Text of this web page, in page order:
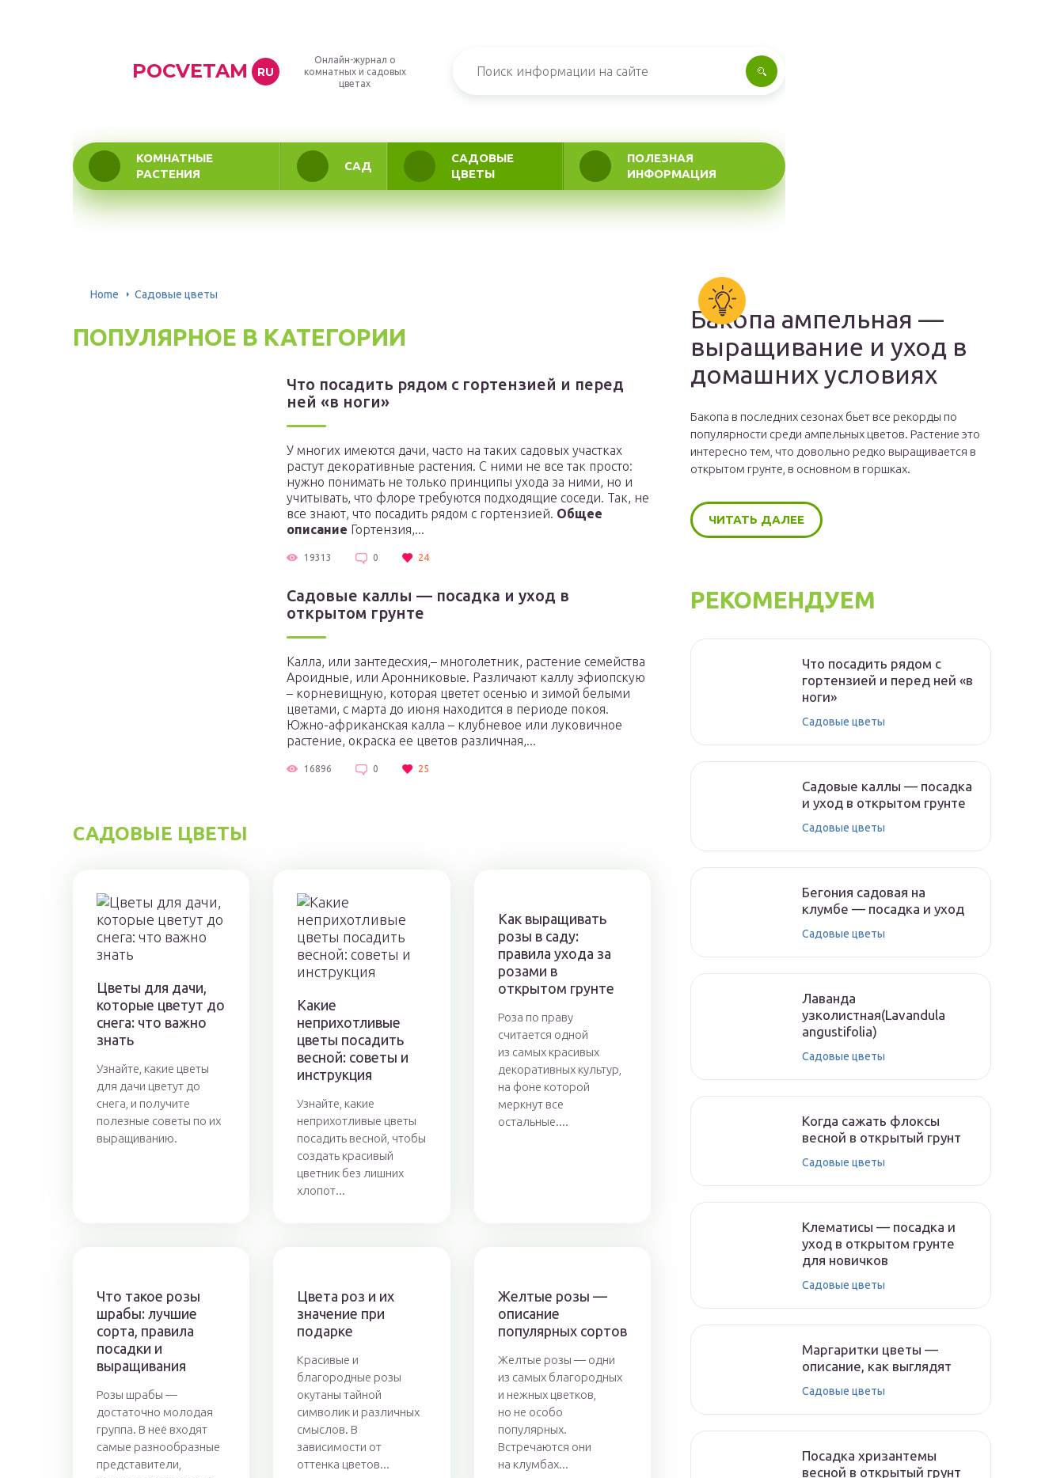
POCVETAM RU
Онлайн-журнал о
комнатных и садовых
цветах
КОМНАТНЫЕ
РАСТЕНИЯ
САД
САДОВЫЕ
ЦВЕТЫ
ПОЛЕЗНАЯ
ИНФОРМАЦИЯ
Home Садовые цветы
ПОПУЛЯРНОЕ В КАТЕГОРИИ
Что посадить рядом с гортензией и перед
ней «в ноги»
У многих имеются дачи, часто на таких садовых участках
растут декоративные растения. С ними не все так просто:
нужно понимать не только принципы ухода за ними, но и
учитывать, что флоре требуются подходящие соседи. Так, не
все знают, что посадить рядом с гортензией. Общее
описание Гортензия,...
19313 0 24
Садовые каллы — посадка и уход в
открытом грунте
Калла, или зантедесхия,– многолетник, растение семейства
Ароидные, или Аронниковые. Различают каллу эфиопскую
– корневищную, которая цветет осенью и зимой белыми
цветами, с марта до июня находится в периоде покоя.
Южно-африканская калла – клубневое или луковичное
растение, окраска ее цветов различная,...
16896 0 25
САДОВЫЕ ЦВЕТЫ
Цветы для дачи,
которые цветут до
снега: что важно
знать
Узнайте, какие цветы
для дачи цветут до
снега, и получите
полезные советы по их
выращиванию.
Какие
неприхотливые
цветы посадить
весной: советы и
инструкция
Узнайте, какие
неприхотливые цветы
посадить весной, чтобы
создать красивый
цветник без лишних
хлопот...
Как выращивать
розы в саду:
правила ухода за
розами в
открытом грунте
Роза по праву
считается одной
из самых красивых
декоративных культур,
на фоне которой
меркнут все
остальные....
Что такое розы
шрабы: лучшие
сорта, правила
посадки и
выращивания
Розы шрабы —
достаточно молодая
группа. В неё входят
самые разнообразные
представители,
Цвета роз и их
значение при
подарке
Красивые и
благородные розы
окутаны тайной
символик и различных
смыслов. В
зависимости от
оттенка цветов...
Желтые розы —
описание
популярных сортов
Желтые розы — одни
из самых благородных
и нежных цветков,
но не особо
популярных.
Встречаются они
на клумбах...
Бакопа ампельная —
выращивание и уход в
домашних условиях
Бакопа в последних сезонах бьет все рекорды по
популярности среди ампельных цветов. Растение это
интересно тем, что довольно редко выращивается в
открытом грунте, в основном в горшках.
ЧИТАТЬ ДАЛЕЕ
РЕКОМЕНДУЕМ
Что посадить рядом с
гортензией и перед ней «в
ноги»
Садовые цветы
Садовые каллы — посадка
и уход в открытом грунте
Садовые цветы
Бегония садовая на
клумбе — посадка и уход
Садовые цветы
Лаванда
узколистная(Lavandula
angustifolia)
Садовые цветы
Когда сажать флоксы
весной в открытый грунт
Садовые цветы
Клематисы — посадка и
уход в открытом грунте
для новичков
Садовые цветы
Маргаритки цветы —
описание, как выглядят
Садовые цветы
Посадка хризантемы
весной в открытый грунт